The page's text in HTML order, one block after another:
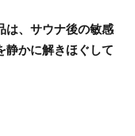
は、サウナ後の敏感
静かに解きほぐして